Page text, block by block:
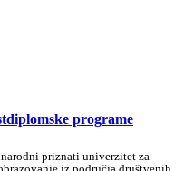
programe
priznati univerzitet za